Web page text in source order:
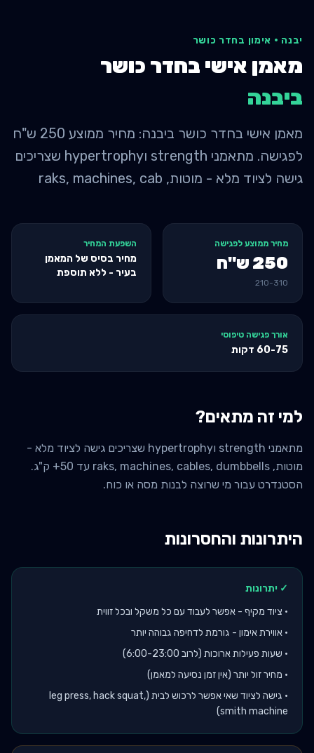
יבנה · אימון בחדר כושר
מאמן אישי בחדר כושר
ביבנה
מאמן אישי בחדר כושר ביבנה: מחיר ממוצע 250 ש"ח
לפגישה. מתאמני strength וhypertrophy שצריכים
גישה לציוד מלא - מוטות, raks, machines, cab
מחיר ממוצע לפגישה
250 ש"ח
210-310
השפעת המחיר
מחיר בסיס של המאמן
בעיר - ללא תוספת
אורך פגישה טיפוסי
60-75 דקות
למי זה מתאים?
מתאמני strength וhypertrophy שצריכים גישה לציוד מלא -
מוטות, raks, machines, cables, dumbbells עד 50+ ק"ג.
הסטנדרט עבור מי שרוצה לבנות מסה או כוח.
היתרונות והחסרונות
✓ יתרונות
• ציוד מקיף - אפשר לעבוד עם כל משקל ובכל זווית
• אווירת אימון - גורמת לדחיפה גבוהה יותר
• שעות פעילות ארוכות (לרוב 6:00-23:00)
• מחיר זול יותר (אין זמן נסיעה למאמן)
•
גישה לציוד שאי אפשר לרכוש לבית (leg press, hack squat,
smith machine)